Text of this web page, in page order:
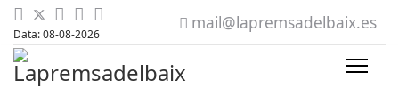
Data: 08-08-2026
mail@lapremsadelbaix.es